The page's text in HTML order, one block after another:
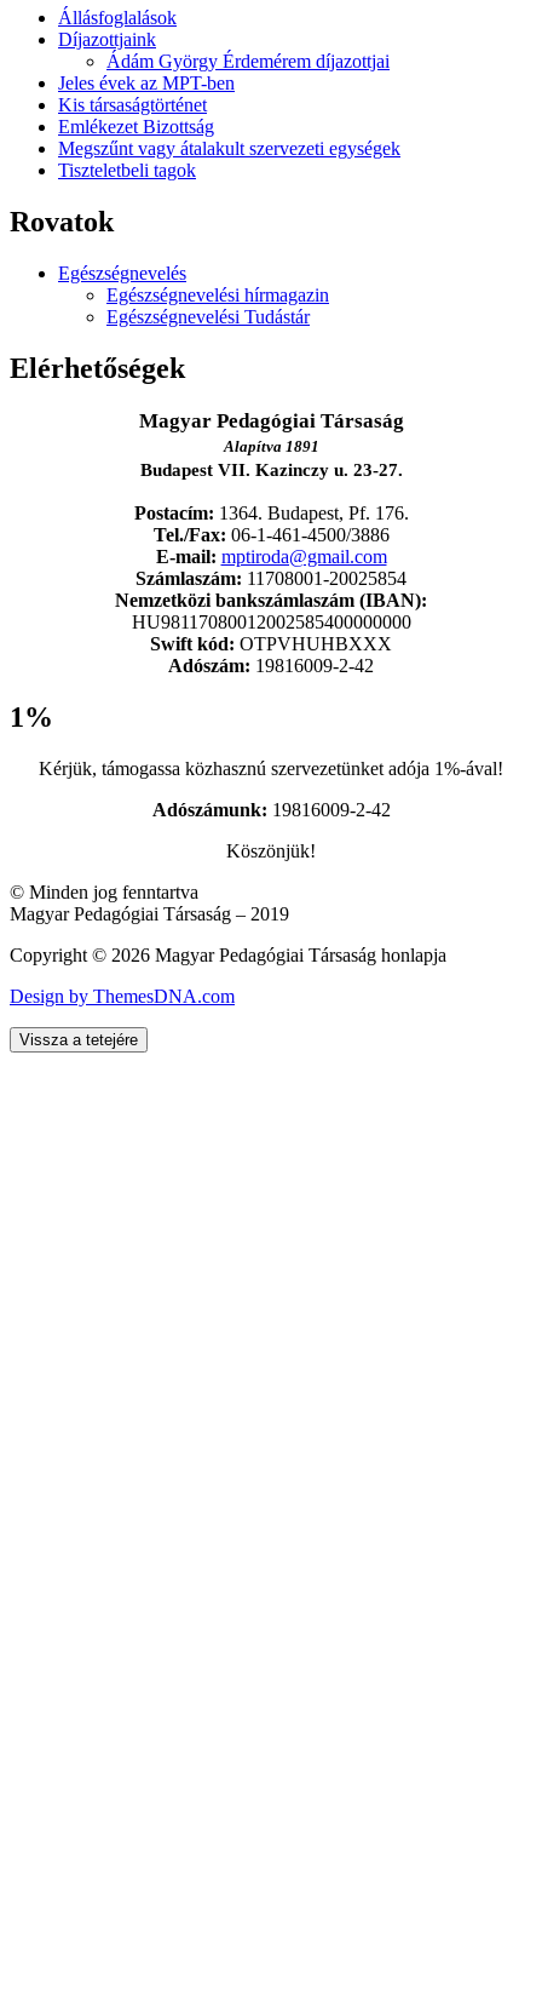
Állásfoglalások
Díjazottjaink
Ádám György Érdemérem díjazottjai
Jeles évek az MPT-ben
Kis társaságtörténet
Emlékezet Bizottság
Megszűnt vagy átalakult szervezeti egységek
Tiszteletbeli tagok
Rovatok
Egészségnevelés
Egészségnevelési hírmagazin
Egészségnevelési Tudástár
Elérhetőségek
Magyar Pedagógiai Társaság
Alapítva 1891
Budapest VII. Kazinczy u. 23-27.
Postacím: 1364. Budapest, Pf. 176.
Tel./Fax: 06-1-461-4500/3886
E-mail: mptiroda@gmail.com
Számlaszám: 11708001-20025854
Nemzetközi bankszámlaszám (IBAN):
HU98117080012002585400000000
Swift kód: OTPVHUHBXXX
Adószám: 19816009-2-42
1%
Kérjük, támogassa közhasznú szervezetünket adója 1%-ával!
Adószámunk: 19816009-2-42
Köszönjük!
© Minden jog fenntartva
Magyar Pedagógiai Társaság – 2019
Copyright © 2026 Magyar Pedagógiai Társaság honlapja
Design by ThemesDNA.com
Vissza a tetejére